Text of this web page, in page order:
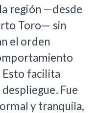
región —desde
Toro— sin
el orden
Esto facilita
Fue
y tranquila,